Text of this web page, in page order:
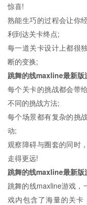
惊喜!
熟能生巧的过程会让你
利到达关卡终点;
每一道关卡设计上都很
断的变换;
跳舞的线maxline最新版
每个关卡的挑战都会带
不同的挑战方法;
每个场景都有复杂的挑
动;
观察障碍与圈套的同时
走得更远!
跳舞的线maxline最新版
跳舞的线maxline游戏，
戏内包含了海量的关